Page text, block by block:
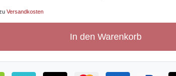
Versandkosten
In den Warenkorb